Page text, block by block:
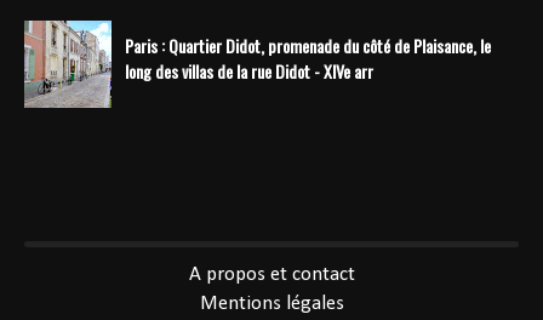
Paris : Quartier Didot, promenade du côté de Plaisance, le
long des villas de la rue Didot - XIVe arr
A propos et contact
Mentions légales